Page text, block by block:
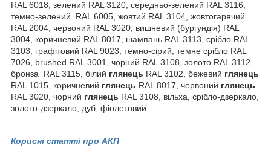
RAL 6018, зелений RAL 3120, середньо-зелений RAL 3116,
темно-зелений RAL 6005, жовтий RAL 3104, жовтогарячий
RAL 2004, червоний RAL 3020, вишневий (бургундія) RAL
3004, коричневий RAL 8017, шампань RAL 3113, срібло RAL
3103, графітовий RAL 9023, темно-сірий, темне срібло RAL
7026, brushed RAL 3001, чорний RAL 3108, золото RAL 3112,
бронза RAL 3115, білий глянець RAL 3102, бежевий глянець
RAL 1015, коричневий глянець RAL 8017, червоний глянець
RAL 3020, чорний глянець RAL 3108, вільха, срібло-дзеркало,
золото-дзеркало, дуб, фіолетовий.
Корисні статті про АКП